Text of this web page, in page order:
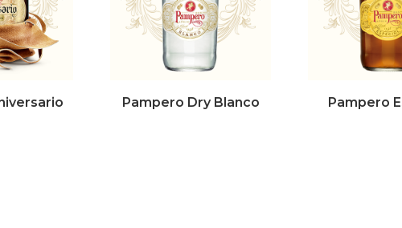
Pampero Dry Blanco Pampero